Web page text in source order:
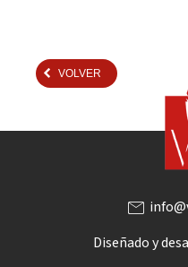
VOLVER
mail
Diseñado y